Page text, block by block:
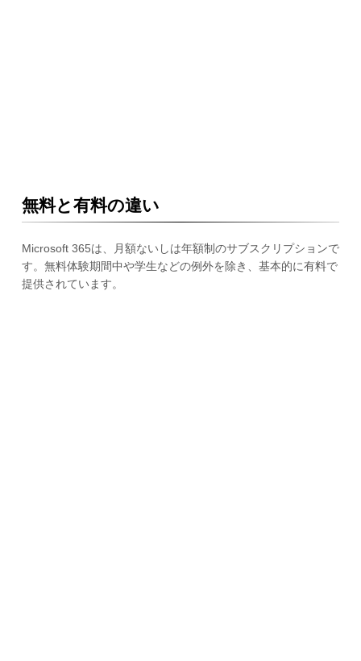
無料と有料の違い
Microsoft 365は、月額ないしは年額制のサブスクリプションで
す。無料体験期間中や学生などの例外を除き、基本的に有料で
提供されています。